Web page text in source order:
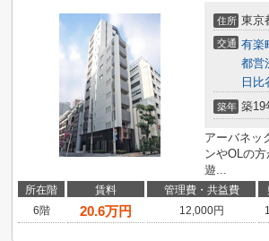
住所 東京
交通 有楽
都営
日比
築年 築19
アーバネッ
ンやOLの
遊...
所在階 賃料 管理費・共益費
6階
20.6万円 12,000円